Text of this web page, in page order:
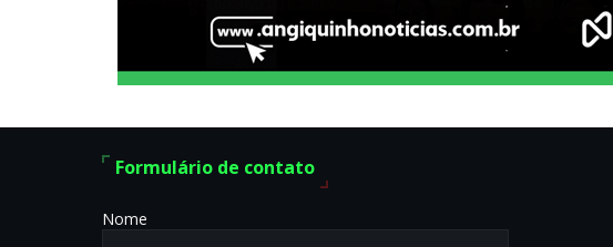
Formulário de contato
Nome